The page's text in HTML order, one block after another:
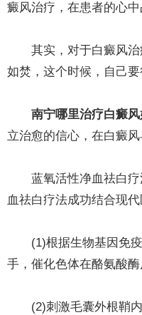
癜风治疗，在患者的心
其实，对于白癜风治疗
如焚，这个时候，自己要
南宁哪里治疗白癜
立治愈的信心，在白癜
蓝氧活性净血祛白疗法
血祛白疗法成功结合现
(1)根据生物基因免疫
手，催化色体在酪氨酸
(2)刺激毛囊外根鞘内